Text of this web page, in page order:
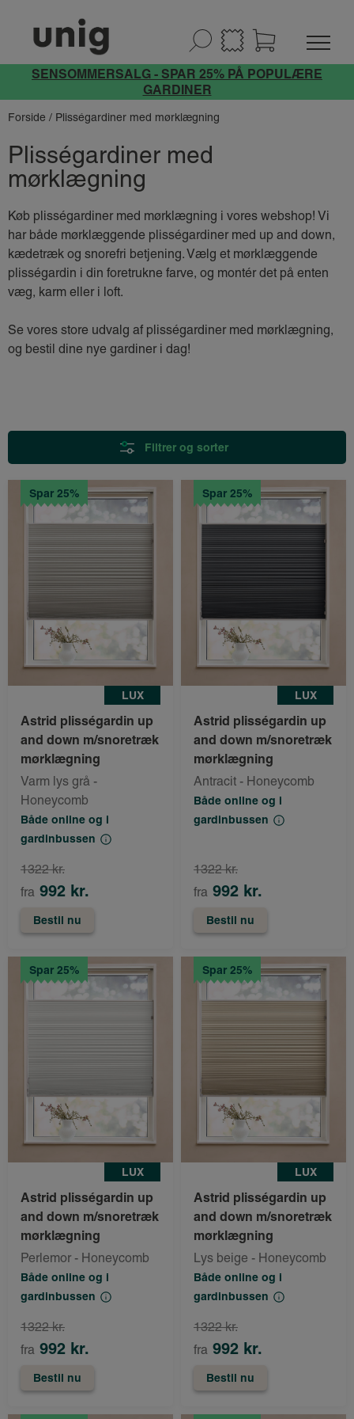
SENSOMMERSALG - SPAR 25% PÅ POPULÆRE
GARDINER
Forside / Plisségardiner med mørklægning
Plisségardiner med
mørklægning
Køb plisségardiner med mørklægning i vores webshop! Vi
har både mørklæggende plisségardiner med up and down,
kædetræk og snorefri betjening. Vælg et mørklæggende
plisségardin i din foretrukne farve, og montér det på enten
væg, karm eller i loft.
Se vores store udvalg af plisségardiner med mørklægning,
og bestil dine nye gardiner i dag!
Filtrer og sorter
Spar 25%
LUX
Astrid plisségardin up
and down m/snoretræk
mørklægning
Varm lys grå -
Honeycomb
Både online og i
gardinbussen
fra 992 kr.
1322 kr.
Bestil nu
Spar 25%
LUX
Astrid plisségardin up
and down m/snoretræk
mørklægning
Antracit - Honeycomb
Både online og i
gardinbussen
fra 992 kr.
1322 kr.
Bestil nu
Spar 25%
LUX
Astrid plisségardin up
and down m/snoretræk
mørklægning
Perlemor - Honeycomb
Både online og i
gardinbussen
fra 992 kr.
1322 kr.
Bestil nu
Spar 25%
LUX
Astrid plisségardin up
and down m/snoretræk
mørklægning
Lys beige - Honeycomb
Både online og i
gardinbussen
fra 992 kr.
1322 kr.
Bestil nu